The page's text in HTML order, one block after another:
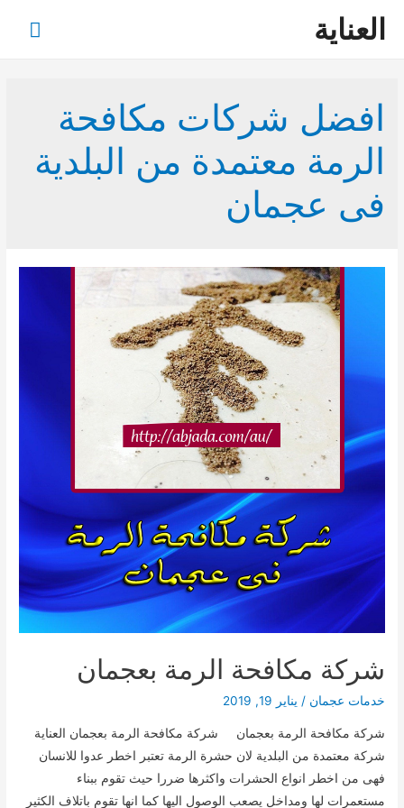
العناية
افضل شركات مكافحة
الرمة معتمدة من البلدية
فى عجمان
شركة مكافحة الرمة بعجمان
خدمات عجمان / يناير 19, 2019
شركة مكافحة الرمة بعجمان شركة مكافحة الرمة بعجمان العناية
شركة معتمدة من البلدية لان حشرة الرمة تعتبر اخطر عدوا للانسان
فهى من اخطر انواع الحشرات واكثرها ضررا حيث تقوم ببناء
مستعمرات لها ومداخل يصعب الوصول اليها كما انها تقوم باتلاف الكثير